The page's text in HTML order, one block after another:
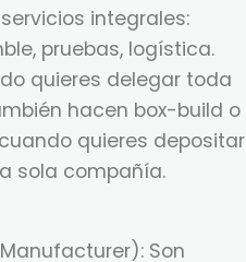
integrales:
pruebas, logística.
quieres delegar toda
hacen box-build o
quieres depositar
sola compañía.
Son